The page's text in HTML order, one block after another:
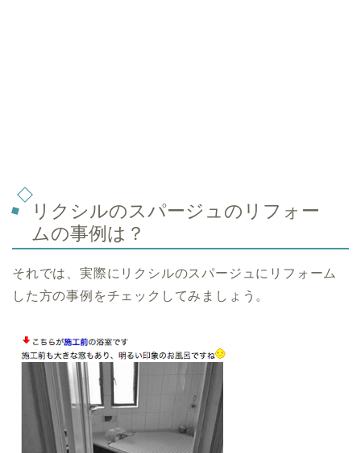
リクシルのスパージュのリフォー
ムの事例は？
それでは、実際にリクシルのスパージュにリフォーム
した方の事例をチェックしてみましょう。